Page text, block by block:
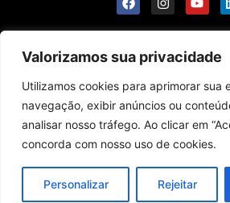
Valorizamos sua privacidade
Utilizamos cookies para aprimorar sua
navegação, exibir anúncios ou
analisar nosso tráfego. Ao clicar em
concorda com nosso uso de cookies.
Personalizar Rejeitar
Scolla © – Todos os Direitos Reservados